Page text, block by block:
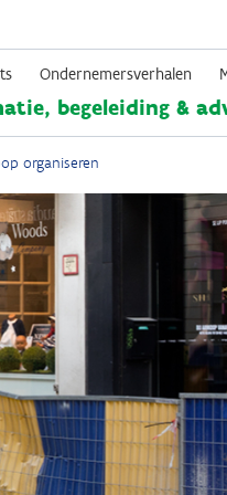
Ondernemersverhalen
begeleiding &
organiseren